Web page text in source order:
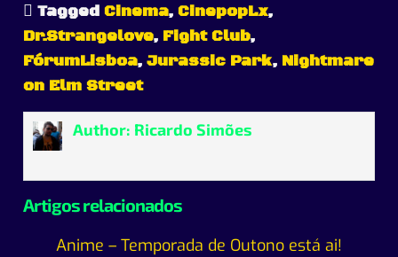
TaggedCinema,CinepopLx,
Dr.Strangelove, Fight Club,
FórumLisboa,Jurassic Park, Nightmare
on Elm Street
Author: Ricardo Simões
Artigos relacionados
Anime – Temporada de Outono está ai!